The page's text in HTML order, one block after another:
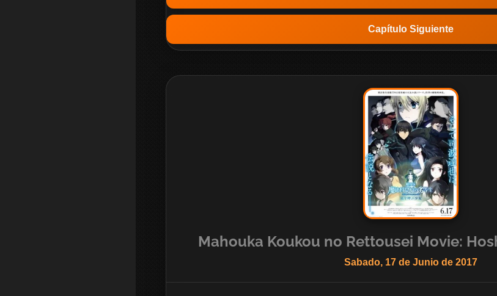
Capítulo Siguiente
Mahouka Koukou no Rettousei Movie:
Sabado, 17 de Junio de 2017